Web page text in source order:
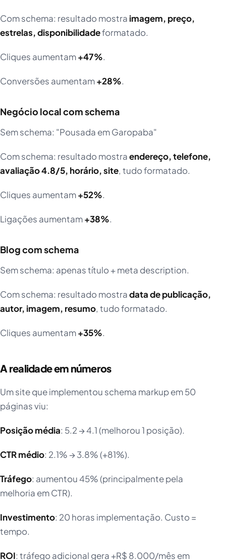
Com schema: resultado mostra imagem, preço,
estrelas, disponibilidadeformatado.
Cliques aumentam+47%.
Conversões aumentam+28%.
Negócio local com schema
Sem schema: "Pousada em Garopaba"
Com schema: resultado mostraendereço, telefone,
avaliação 4.8/5, horário, site, tudo formatado.
Cliques aumentam+52%.
Ligações aumentam+38%.
Blog com schema
Sem schema: apenas título + meta description.
Com schema: resultado mostradata de publicação,
autor, imagem, resumo, tudo formatado.
Cliques aumentam+35%.
A realidade em números
Um site que implementou schema markup em 50
páginas viu:
Posição média: 5.2 → 4.1 (melhorou 1 posição).
CTR médio: 2.1% → 3.8% (+81%).
Tráfego: aumentou 45% (principalmente pela
melhoria em CTR).
Investimento: 20 horas implementação. Custo =
tempo.
ROI: tráfego adicional gera +R$ 8.000/mês em